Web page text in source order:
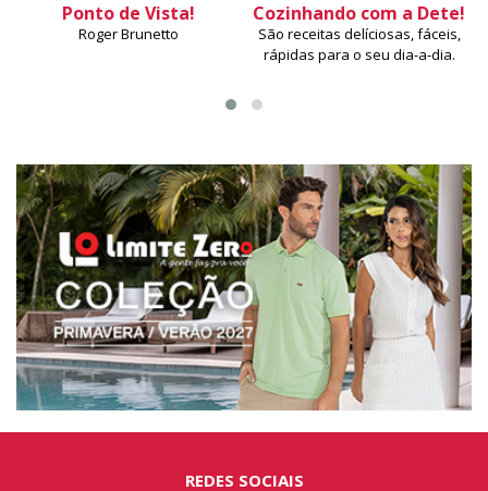
Ponto de Vista!
Roger Brunetto
Cozinhando com a Dete!
São receitas delíciosas, fáceis,
rápidas para o seu dia-a-dia.
REDES SOCIAIS